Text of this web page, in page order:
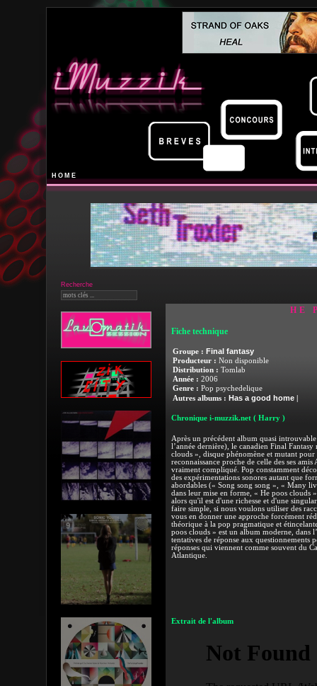
HOME
Recherche
HE
Fiche technique
Groupe : Final fantasy
Producteur : Non disponible
Distribution : Tomlab
Année : 2006
Genre : Pop psychedelique
Autres albums : Has a good home|
Chronique i-muzzik.net ( Harry )
Après un précédent album quasi
l’année dernière), le canadien Final
clouds », disque phénomène et mutant
reconnaissance proche de celle des ses
vraiment compliqué. Pop constamment
des expérimentations sonores autant que
abordables (« Song song song », « Many
dans leur mise en forme, « He poos clouds
alors qu'il est d'une richesse et d'une
faire simple, si nous voulons utiliser des
vous en donner une approche forcément
théorique à la pop pragmatique et
poos clouds » est un album moderne, dans
tentatives de réponse aux questionnements
réponses qui viennent comme souvent du
Atlantique.
Extrait de l'album